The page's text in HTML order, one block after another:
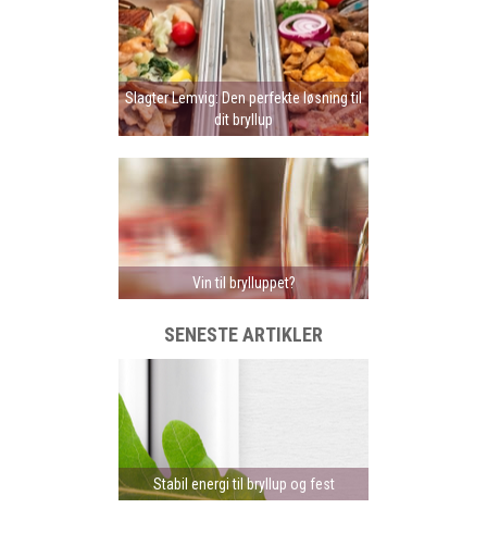
Slagter Lemvig: Den perfekte løsning til
dit bryllup
Vin til brylluppet?
SENESTE ARTIKLER
Stabil energi til bryllup og fest